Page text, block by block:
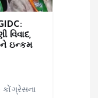
વિવાદ,
ઇન્કમ
કોંગ્રેસના